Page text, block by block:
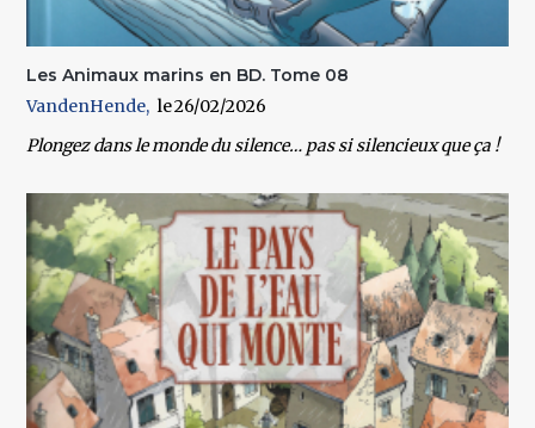
Les Animaux marins en BD. Tome 08
VandenHende
26/02/2026
Plongez dans le monde du silence… pas si silencieux que ça !